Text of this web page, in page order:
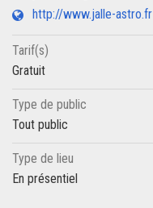
http://www.jalle-astro.fr
Tarif(s)
Gratuit
Type de public
Tout public
Type de lieu
En présentiel